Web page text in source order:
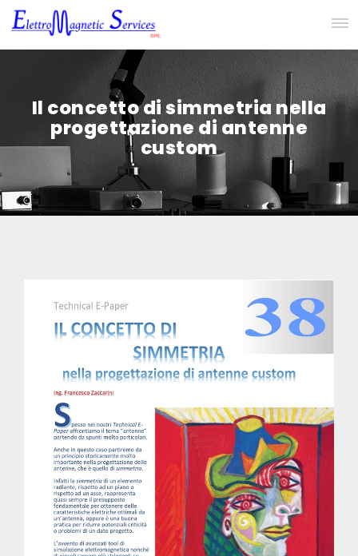
Il concetto di simmetria nella
progettazione di antenne
custom